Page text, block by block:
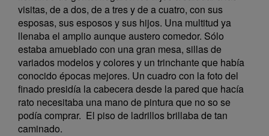
visitas, de a dos, de a tres y de a cuatro, con sus
esposas, sus esposos y sus hijos. Una multitud ya
llenaba el amplio aunque austero comedor. Sólo
estaba amueblado con una gran mesa, sillas de
variados modelos y colores y un trinchante que había
conocido épocas mejores. Un cuadro con la foto del
finado presidía la cabecera desde la pared que hacía
rato necesitaba una mano de pintura que no so se
podía comprar. El piso de ladrillos brillaba de tan
caminado.